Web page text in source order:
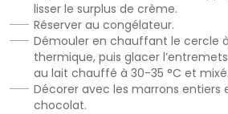
lisser le surplus de crème.
Réserver au congélateur.
Démouler en chauffant le cercle à
thermique, puis glacer
au lait chauffé à 30-35 °C et mixé.
Décorer avec les marrons entiers
chocolat.